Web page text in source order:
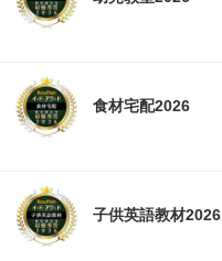
食材宅配2026
子供英語教材2026